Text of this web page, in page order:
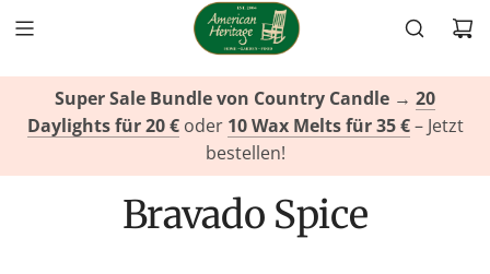
Super Sale Bundle von Country Candle → 20
Daylights für 20 €oder 10 Wax Melts für 35 €– Jetzt
bestellen!
Bravado Spice